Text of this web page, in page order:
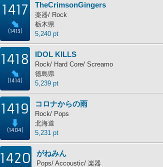
1417
(1413)
TheCrimsonGingers
楽器/ Rock
栃木県
5,240 pt
1418
(1414)
IDOL KILLS
Rock/ Hard Core/ Screamo
徳島県
5,239 pt
1419
(1404)
コロナからの雨
Rock/ Pops
北海道
5,231 pt
1420 がねみん
Pops/ Accoustic/ 楽器